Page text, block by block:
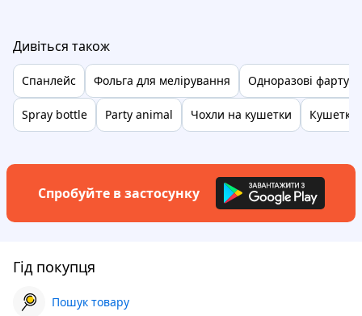
Дивіться також
Спанлейс Фольга для мелірування Одноразові фартухи
Spray bottle Party animal Чохли на кушетки Кушетка
Спробуйте в застосунку
Гід покупця
Пошук товару